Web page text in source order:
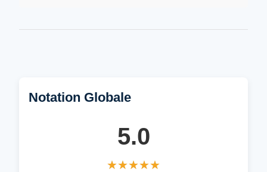
Notation Globale
5.0
★★★★★
★★★★★